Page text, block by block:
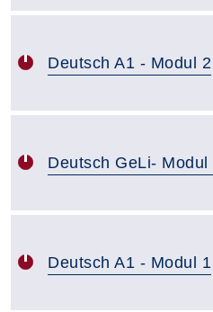
Deutsch A1 - Modul 2
Deutsch GeLi- Modul
Deutsch A1 - Modul 1